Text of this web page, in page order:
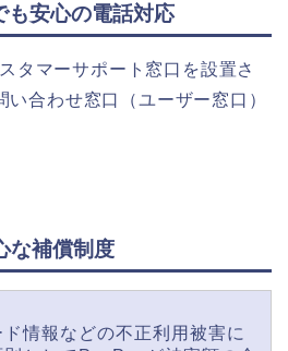
安心の電話対応
タマーサポート窓口を設置さ
合わせ窓口（ユーザー窓口）
な補償制度
情報などの不正利用被害に